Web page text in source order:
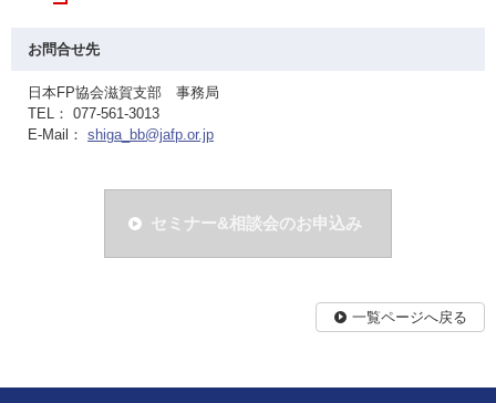
お問合せ先
日本FP協会滋賀支部 事務局
TEL： 077-561-3013
E-Mail： shiga_bb@jafp.or.jp
セミナー&相談会のお申込み
一覧ページへ戻る